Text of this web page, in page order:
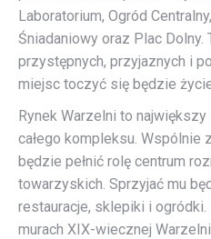
Laboratorium, Ogród
Śniadaniowy oraz Plac Dolny.
przystępnych, przyjaznych i
miejsc toczyć się będzie
Rynek Warzelni to
całego kompleksu. Wspólnie
będzie pełnić rolę centrum
towarzyskich. Sprzyjać mu
restauracje, sklepiki i
murach XIX-wiecznej